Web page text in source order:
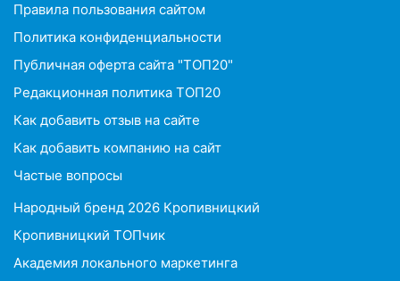
Правила пользования сайтом
Политика конфиденциальности
Публичная оферта сайта "ТОП20"
Редакционная политика ТОП20
Как добавить отзыв на сайте
Как добавить компанию на сайт
Частые вопросы
Народный бренд 2026 Кропивницкий
Кропивницкий ТОПчик
Академия локального маркетинга